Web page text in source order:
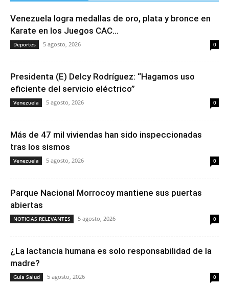
Venezuela logra medallas de oro, plata y bronce en
Karate en los Juegos CAC...
Deportes 5 agosto, 2026 0
Presidenta (E) Delcy Rodríguez: “Hagamos uso
eficiente del servicio eléctrico”
Venezuela 5 agosto, 2026 0
Más de 47 mil viviendas han sido inspeccionadas
tras los sismos
Venezuela 5 agosto, 2026 0
Parque Nacional Morrocoy mantiene sus puertas
abiertas
NOTICIAS RELEVANTES 5 agosto, 2026 0
¿La lactancia humana es solo responsabilidad de la
madre?
Guía Salud 5 agosto, 2026 0